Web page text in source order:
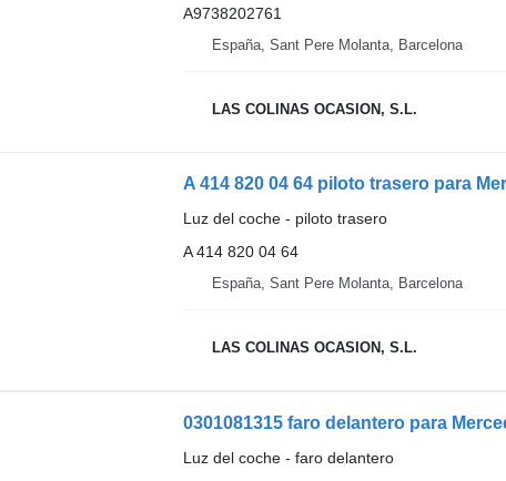
A9738202761
España, Sant Pere Molanta, Barcelona
LAS COLINAS OCASION, S.L.
Luz del coche - piloto trasero
A 414 820 04 64
España, Sant Pere Molanta, Barcelona
LAS COLINAS OCASION, S.L.
Luz del coche - faro delantero